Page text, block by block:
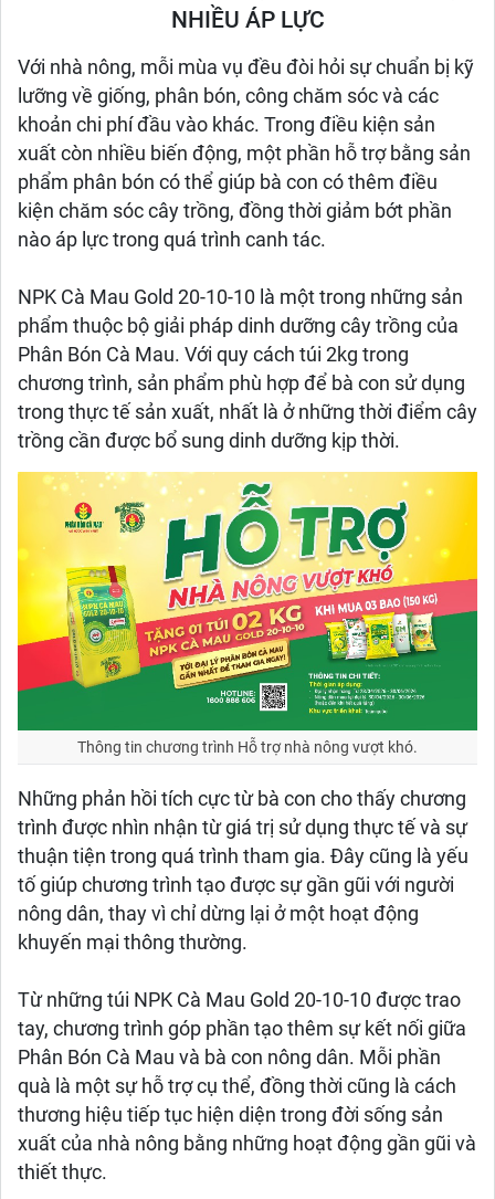
NHIỀU ÁP LỰC
Với nhà nông, mỗi mùa vụ đều đòi hỏi sự chuẩn bị kỹ
lưỡng về giống, phân bón, công chăm sóc và các
khoản chi phí đầu vào khác. Trong điều kiện sản
xuất còn nhiều biến động, một phần hỗ trợ bằng sản
phẩm phân bón có thể giúp bà con có thêm điều
kiện chăm sóc cây trồng, đồng thời giảm bớt phần
nào áp lực trong quá trình canh tác.
NPK Cà Mau Gold 20-10-10 là một trong những sản
phẩm thuộc bộ giải pháp dinh dưỡng cây trồng của
Phân Bón Cà Mau. Với quy cách túi 2kg trong
chương trình, sản phẩm phù hợp để bà con sử dụng
trong thực tế sản xuất, nhất là ở những thời điểm cây
trồng cần được bổ sung dinh dưỡng kịp thời.
Thông tin chương trình Hỗ trợ nhà nông vượt khó.
Những phản hồi tích cực từ bà con cho thấy chương
trình được nhìn nhận từ giá trị sử dụng thực tế và sự
thuận tiện trong quá trình tham gia. Đây cũng là yếu
tố giúp chương trình tạo được sự gần gũi với người
nông dân, thay vì chỉ dừng lại ở một hoạt động
khuyến mại thông thường.
Từ những túi NPK Cà Mau Gold 20-10-10 được trao
tay, chương trình góp phần tạo thêm sự kết nối giữa
Phân Bón Cà Mau và bà con nông dân. Mỗi phần
quà là một sự hỗ trợ cụ thể, đồng thời cũng là cách
thương hiệu tiếp tục hiện diện trong đời sống sản
xuất của nhà nông bằng những hoạt động gần gũi và
thiết thực.